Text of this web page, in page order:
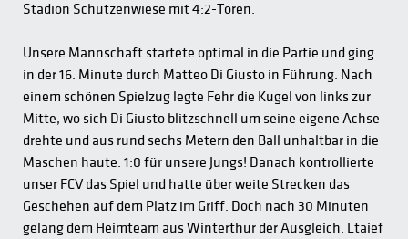
Stadion Schützenwiese mit 4:2-Toren.
Unsere Mannschaft startete optimal in die Partie und ging
in der 16. Minute durch Matteo Di Giusto in Führung. Nach
einem schönen Spielzug legte Fehr die Kugel von links zur
Mitte, wo sich Di Giusto blitzschnell um seine eigene Achse
drehte und aus rund sechs Metern den Ball unhaltbar in die
Maschen haute. 1:0 für unsere Jungs! Danach kontrollierte
unser FCV das Spiel und hatte über weite Strecken das
Geschehen auf dem Platz im Griff. Doch nach 30 Minuten
gelang dem Heimteam aus Winterthur der Ausgleich. Ltaief